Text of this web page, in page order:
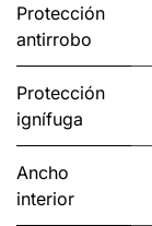
Protección
antirrobo
Protección
ignífuga
Ancho
interior